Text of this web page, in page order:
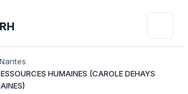
Nantes
HUMAINES (CAROLE DEHAYS